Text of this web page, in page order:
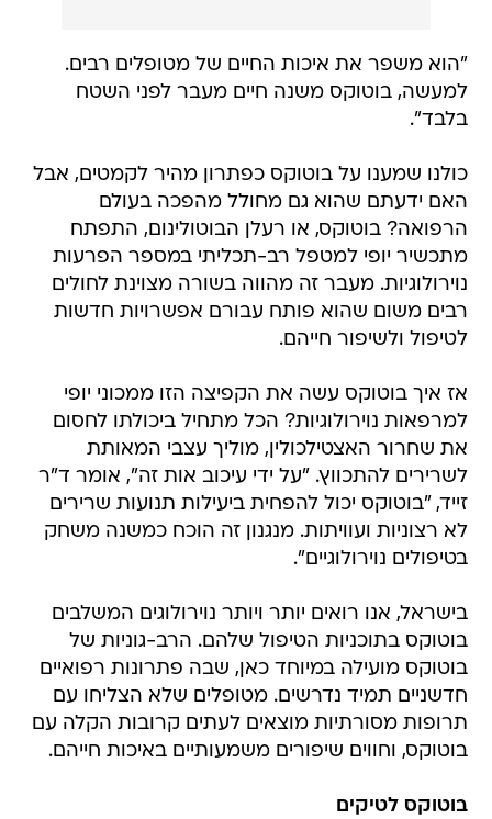
"הוא משפר את איכות החיים של מטופלים רבים.
למעשה, בוטוקס משנה חיים מעבר לפני השטח
בלבד".
כולנו שמענו על בוטוקס כפתרון מהיר לקמטים, אבל
האם ידעתם שהוא גם מחולל מהפכה בעולם
הרפואה? בוטוקס, או רעלן הבוטולינום, התפתח
מתכשיר יופי למטפל רב-תכליתי במספר הפרעות
נוירולוגיות. מעבר זה מהווה בשורה מצוינת לחולים
רבים משום שהוא פותח עבורם אפשרויות חדשות
לטיפול ולשיפור חייהם.
אז איך בוטוקס עשה את הקפיצה הזו ממכוני יופי
למרפאות נוירולוגיות? הכל מתחיל ביכולתו לחסום
את שחרור האצטילכולין, מוליך עצבי המאותת
לשרירים להתכווץ. "על ידי עיכוב אות זה", אומר ד"ר
זייד, "בוטוקס יכול להפחית ביעילות תנועות שרירים
לא רצוניות ועוויתות. מנגנון זה הוכח כמשנה משחק
בטיפולים נוירולוגיים".
בישראל, אנו רואים יותר ויותר נוירולוגים המשלבים
בוטוקס בתוכניות הטיפול שלהם. הרב-גוניות של
בוטוקס מועילה במיוחד כאן, שבה פתרונות רפואיים
חדשניים תמיד נדרשים. מטופלים שלא הצליחו עם
תרופות מסורתיות מוצאים לעתים קרובות הקלה עם
בוטוקס, וחווים שיפורים משמעותיים באיכות חייהם.
בוטוקס לטיקים